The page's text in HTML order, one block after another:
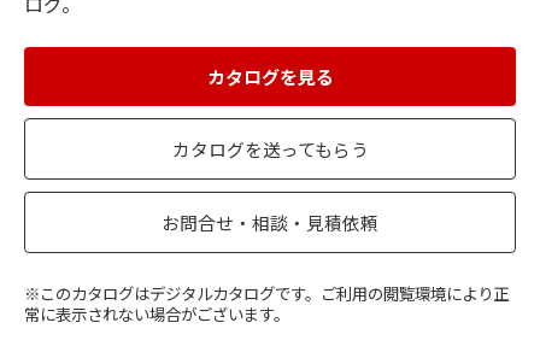
カタログを見る
カタログを送ってもらう
お問合せ・相談・見積依頼
※このカタログはデジタルカタログです。ご利用の閲覧環境により正
常に表示されない場合がございます。